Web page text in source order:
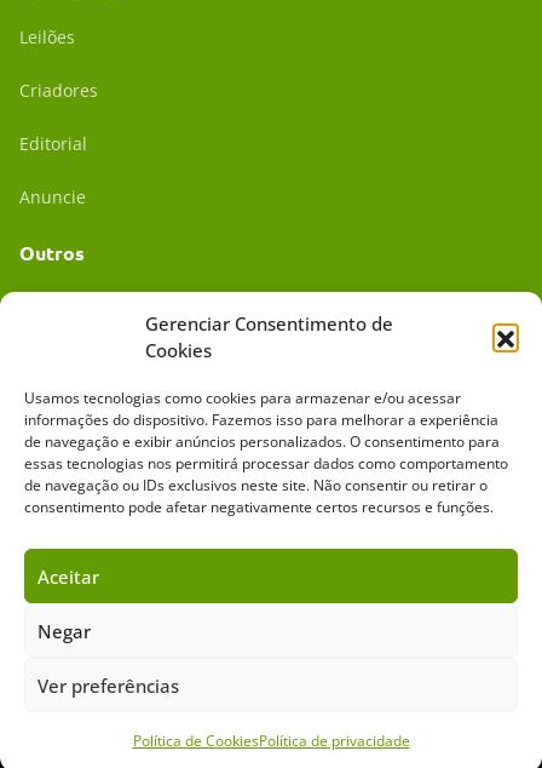
Gerenciar Consentimento de
Cookies
Usamos tecnologias como cookies para armazenar e/ou acessar
informações do dispositivo. Fazemos isso para melhorar a experiência
de navegação e exibir anúncios personalizados. O consentimento para
essas tecnologias nos permitirá processar dados como comportamento
de navegação ou IDs exclusivos neste site. Não consentir ou retirar o
consentimento pode afetar negativamente certos recursos e funções.
Aceitar
Negar
Ver preferências
Política de CookiesPolítica de privacidade
Leilões
Criadores
Editorial
Anuncie
Outros
Mídia Kit
Sobre o Cavalus Leilões Anuncie
Copyright ©️ 2026 • Grupo Cavalus de Comunicação. Todos os direitos
Política de Privacidade | Termos de Serviço